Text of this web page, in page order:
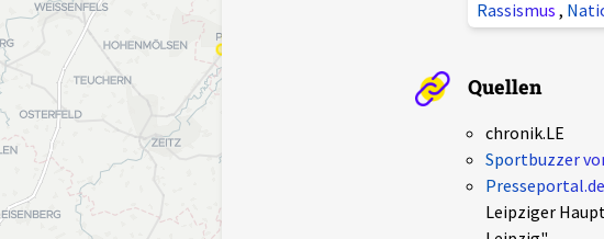
Rassismus ,
Quellen
chronik.LE
Sportbuzzer
Leipziger